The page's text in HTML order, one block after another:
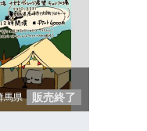
馬県 販売終了